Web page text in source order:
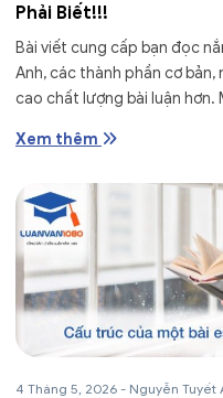
Phải Biết!!!
Bài viết cung cấp bạn đọc
Anh, các thành phần cơ
cao chất lượng bài luận
Xem thêm
4 Tháng 5, 2026 - Nguyễn Tuyết